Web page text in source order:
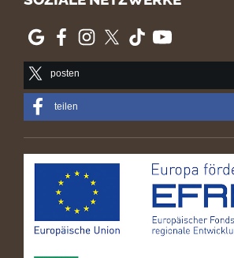
posten
teilen